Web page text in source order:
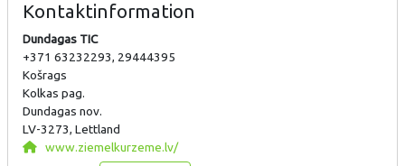
Kontaktinformation
Dundagas TIC
+371 63232293, 29444395
Košrags
Kolkas pag.
Dundagas nov.
LV-3273, Lettland
www.ziemelkurzeme.lv/